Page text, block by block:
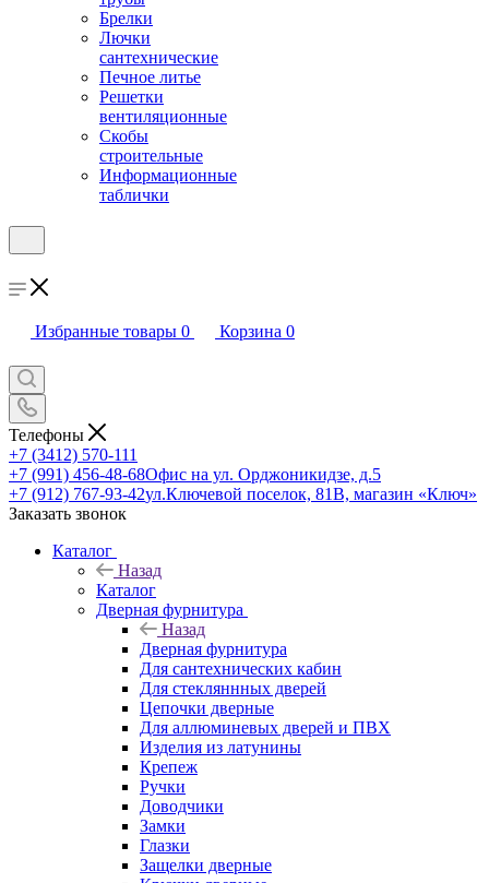
Брелки
Лючки
сантехнические
Печное литье
Решетки
вентиляционные
Скобы
строительные
Информационные
таблички
Избранные товары 0 Корзина 0
Телефоны
+7 (3412) 570-111
+7 (991) 456-48-68Офис на ул. Орджоникидзе, д.5
+7 (912) 767-93-42ул.Ключевой поселок, 81В, магазин «Ключ»
Заказать звонок
Каталог
Назад
Каталог
Дверная фурнитура
Назад
Дверная фурнитура
Для сантехнических кабин
Для стекляннных дверей
Цепочки дверные
Для аллюминевых дверей и ПВХ
Изделия из латунины
Крепеж
Ручки
Доводчики
Замки
Глазки
Защелки дверные